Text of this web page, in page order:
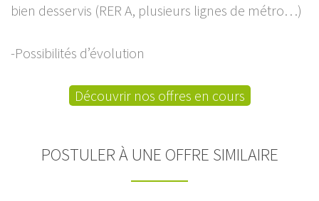
bien desservis (RER A, plusieurs lignes de métro…)
-Possibilités d’évolution
Découvrir nos offres en cours
POSTULER À UNE OFFRE SIMILAIRE